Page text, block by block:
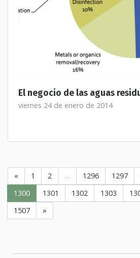
El negocio de las aguas
viernes 24 de enero de 2014
« 1 2 … 1296 1297
1300
1301 1302 1303
1507
»